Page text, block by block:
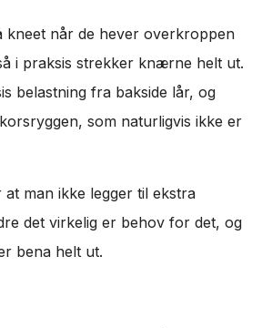
kneet når de hever overkroppen
i praksis strekker knærne helt ut.
belastning fra bakside lår, og
som naturligvis ikke er
man ikke legger til ekstra
det virkelig er behov for det, og
bena helt ut.